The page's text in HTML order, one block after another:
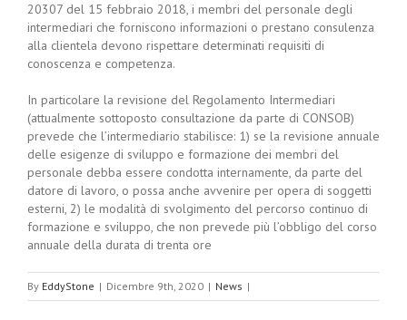
20307 del 15 febbraio 2018, i membri del personale degli
intermediari che forniscono informazioni o prestano consulenza
alla clientela devono rispettare determinati requisiti di
conoscenza e competenza.
In particolare la revisione del Regolamento Intermediari
(attualmente sottoposto consultazione da parte di CONSOB)
prevede che l’intermediario stabilisce: 1) se la revisione annuale
delle esigenze di sviluppo e formazione dei membri del
personale debba essere condotta internamente, da parte del
datore di lavoro, o possa anche avvenire per opera di soggetti
esterni, 2) le modalità di svolgimento del percorso continuo di
formazione e sviluppo, che non prevede più l’obbligo del corso
annuale della durata di trenta ore
By EddyStone | Dicembre 9th, 2020 | News |